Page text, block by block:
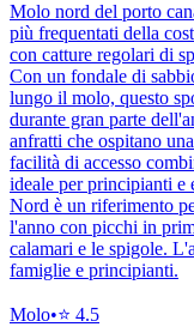
Molo nord del porto
più frequentati della
con catture regolari di
Con un fondale di
lungo il molo, questo
durante gran parte
anfratti che ospitano
facilità di accesso
ideale per principianti
Nord è un riferimento
l'anno con picchi in
calamari e le spigole.
famiglie e principianti.
Molo•⭐ 4.5